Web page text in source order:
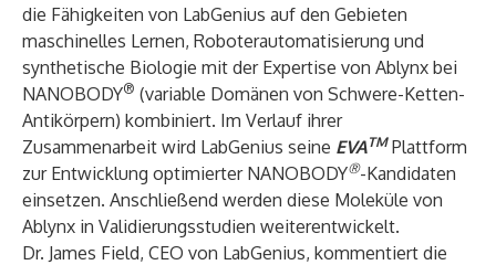
die Fähigkeiten von LabGenius auf den Gebieten
maschinelles Lernen, Roboterautomatisierung und
synthetische Biologie mit der Expertise von Ablynx bei
NANOBODY® (variable Domänen von Schwere-Ketten-
Antikörpern) kombiniert. Im Verlauf ihrer
Zusammenarbeit wird LabGenius seine EVATM Plattform
zur Entwicklung optimierter NANOBODY®-Kandidaten
einsetzen. Anschließend werden diese Moleküle von
Ablynx in Validierungsstudien weiterentwickelt.
Dr. James Field, CEO von LabGenius, kommentiert die